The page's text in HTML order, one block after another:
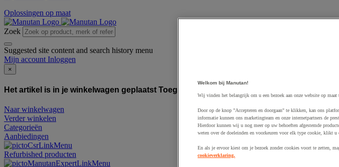
Oplossingen op maat
Zoek
Suggested site content and search history menu
Mijn account Inloggen
×
Het artikel is in je winkelwagen geplaatst Toegevoegd aan winkelwagen
Naar winkelwagen
Verder winkelen
Categorieën
Aanbiedingen
Refurbished producten
Welkom bij Manutan!
Wij vinden het belangrijk om u een bezoek aan onze website op maat
Door op de knop "Accepteren en doorgaan" te klikken, kan ons
informatie kunnen ons marketingteam en onze internetpartners de
Hierdoor kunnen wij u nog meer op uw behoeften afgestemde
weten over de doeleinden en voorkeuren voor elk type cookie, klikt u
En als je ervoor kiest om je bezoek zonder cookies voort te zetten,
cookieverklaring.